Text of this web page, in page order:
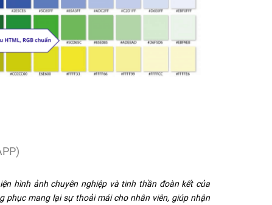
hình ảnh chuyên nghiệp và tinh thần đoàn kết của
phục mang lại sự thoải mái cho nhân viên, giúp nhận